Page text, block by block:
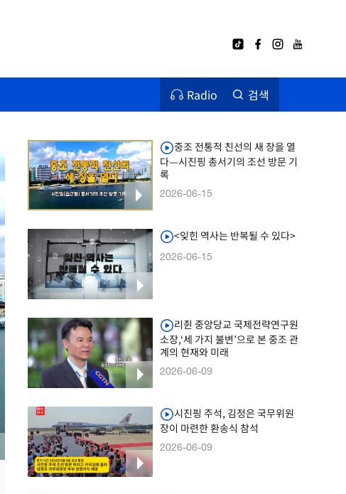
Radio 검색
중조 전통적 친선의 새 장을 열
다—시진핑 총서기의 조선 방문 기
록
2026-06-15
<잊힌 역사는 반복될 수 있다>
2026-06-15
리쥔 중앙당교 국제전략연구원
소장,‘세 가지 불변’으로 본 중조 관
계의 현재와 미래
2026-06-09
시진핑 주석, 김정은 국무위원
장이 마련한 환송식 참석
2026-06-09